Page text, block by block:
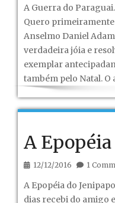
A Guerra do
Quero
Anselmo Daniel
verdadeira jóia e
exemplar
também pelo Natal.
A
12/12/2016 1
A Epopéia do
dias recebi do amigo